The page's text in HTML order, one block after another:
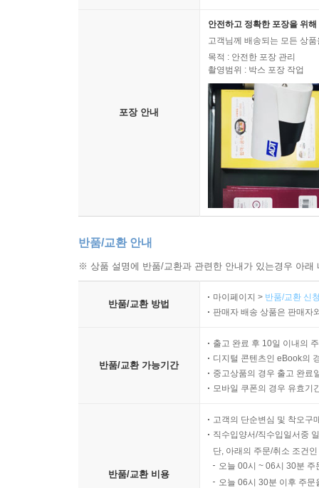
포장 안내
안전하고 정확한 포장을 위
고객님께 배송되는 모든 상
목적 : 안전한 포장 관리
촬영범위 : 박스 포장 작업
반품/교환 안내
※ 상품 설명에 반품/교환과 관련한 안내가 있는경우 아
반품/교환 방법
마이페이지 > 반품/교환 신
판매자 배송 상품은 판매자
반품/교환 가능기간
출고 완료 후 10일 이내의
디지털 콘텐츠인 eBook의
중고상품의 경우 출고 완료
모바일 쿠폰의 경우 유효기
반품/교환 비용
고객의 단순변심 및 착오구
직수입양서/직수입일서중
단, 아래의 주문/취소 조건
오늘 00시 ~ 06시 30분
오늘 06시 30분 이후 주